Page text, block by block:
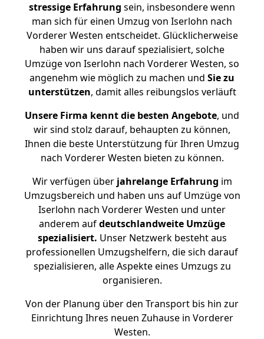
stressige Erfahrung sein, insbesondere wenn
man sich für einen Umzug von Iserlohn nach
Vorderer Westen entscheidet. Glücklicherweise
haben wir uns darauf spezialisiert, solche
Umzüge von Iserlohn nach Vorderer Westen, so
angenehm wie möglich zu machen und Sie zu
unterstützen, damit alles reibungslos verläuft
Unsere Firma kennt die besten Angebote, und
wir sind stolz darauf, behaupten zu können,
Ihnen die beste Unterstützung für Ihren Umzug
nach Vorderer Westen bieten zu können.
Wir verfügen überjahrelange Erfahrung im
Umzugsbereich und haben uns auf Umzüge von
Iserlohn nach Vorderer Westen und unter
anderem aufdeutschlandweite Umzüge
spezialisiert. Unser Netzwerk besteht aus
professionellen Umzugshelfern, die sich darauf
spezialisieren, alle Aspekte eines Umzugs zu
organisieren.
Von der Planung über den Transport bis hin zur
Einrichtung Ihres neuen Zuhause in Vorderer
Westen.